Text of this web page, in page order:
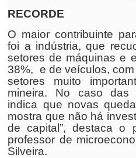
RECORDE
O maior contribuinte
foi a indústria, que
setores de máquinas e
38%, e de veículos,
setores muito
mineira. No caso das
indica que novas
mostra que não há
de capital”, destaca o
professor de
Silveira.